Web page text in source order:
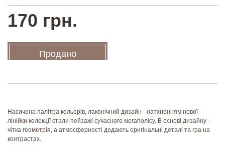
170 грн.
Продано
Насичена палітра кольорів, лаконічний дизайн - натхненням нової
лінійки колекції стали пейзажі сучасного мегаполісу. В основі дизайну -
чітка геометрія, а атмосферності додають оригінальні деталі та гра на
контрастах.